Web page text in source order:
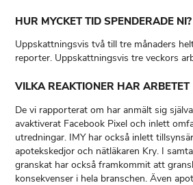
HUR MYCKET TID SPENDERADE NI?
Uppskattningsvis två till tre månaders
reporter. Uppskattningsvis tre veckors
VILKA REAKTIONER HAR ARBETET
De vi rapporterat om har anmält sig
avaktiverat Facebook Pixel och inlett
utredningar. IMY har också inlett
apotekskedjor och nätläkaren Kry. I
granskat har också framkommit att
konsekvenser i hela branschen. Även